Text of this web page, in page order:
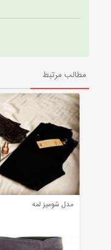
مطالب مرتبط
مدل شومیز لمه